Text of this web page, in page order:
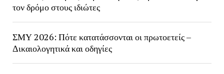
τον δρόμο στους ιδιώτες
ΣΜΥ 2026: Πότε κατατάσσονται οι πρωτοετείς –
Δικαιολογητικά και οδηγίες